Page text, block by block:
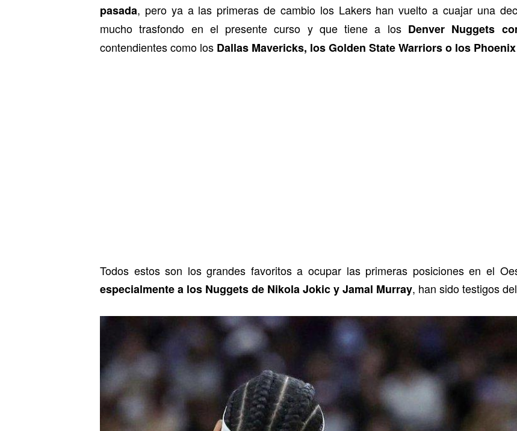
pasada, pero ya a las primeras de cambio los Lakers han vuelto a cuajar una
mucho trasfondo en el presente curso y que tiene a losDenver Nuggets
contendientes como los Dallas Mavericks, los Golden State Warriors o los
Todos estos son los grandes favoritos a ocupar las primeras posiciones en el
especialmente a los Nuggets de Nikola Jokic y Jamal Murray, han sido testigos